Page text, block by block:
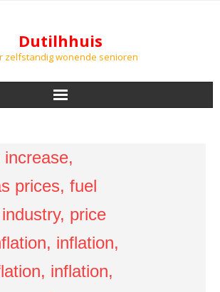
Dutilhhuis
zelfstandig wonende senioren